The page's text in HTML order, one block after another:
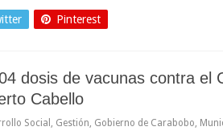
Pinterest
dosis de vacunas contra el
Cabello
Social Gestión Gobierno de Carabobo